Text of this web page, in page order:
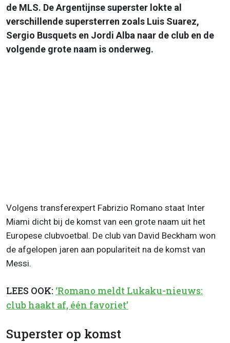
de MLS. De Argentijnse superster lokte al
verschillende supersterren zoals Luis Suarez,
Sergio Busquets en Jordi Alba naar de club en de
volgende grote naam is onderweg.
Volgens transferexpert Fabrizio Romano staat Inter
Miami dicht bij de komst van een grote naam uit het
Europese clubvoetbal. De club van David Beckham won
de afgelopen jaren aan populariteit na de komst van
Messi.
LEES OOK: ‘Romano meldt Lukaku-nieuws:
club haakt af, één favoriet’
Superster op komst